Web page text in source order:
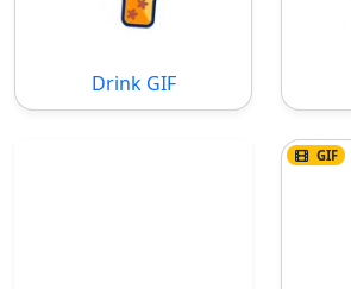
Drink GIF
GIF